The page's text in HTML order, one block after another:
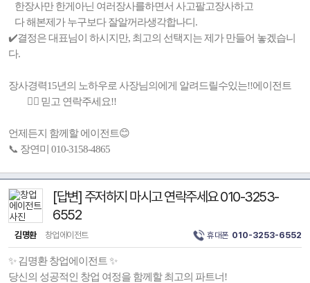
한장사만 한게아닌 여러장사를하면서 사고팔고장사하고
다 해본제가 누구보다 잘알꺼라생각합나디.
✔️결정은 대표님이 하시지만, 최고의 선택지는 제가 만들어 놓겠습니
다.
장사경력15년의 노하우로 사장님의에게 알려드릴수있는!!에이전트
🙋‍♀️ 믿고 연락주세요!!
언제든지 함께할 에이전트😊
📞 장연미 010-3158-4865
[답변] 주저하지 마시고 연락주세요 010-3253-
6552
김명환 창업에이전트 휴대폰 010-3253-6552
✨ 김명환 창업에이전트 ✨
당신의 성공적인 창업 여정을 함께할 최고의 파트너!